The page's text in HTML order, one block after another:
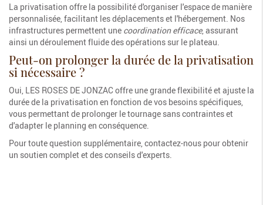
La privatisation offre la possibilité d'organiser l'espace de manière
personnalisée, facilitant les déplacements et l'hébergement. Nos
infrastructures permettent une coordination efficace, assurant
ainsi un déroulement fluide des opérations sur le plateau.
Peut-on prolonger la durée de la privatisation
si nécessaire ?
Oui, LES ROSES DE JONZAC offre une grande flexibilité et ajuste la
durée de la privatisation en fonction de vos besoins spécifiques,
vous permettant de prolonger le tournage sans contraintes et
d'adapter le planning en conséquence.
Pour toute question supplémentaire, contactez-nous pour obtenir
un soutien complet et des conseils d'experts.